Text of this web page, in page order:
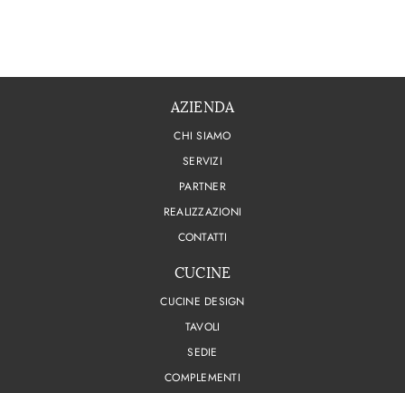
AZIENDA
CHI SIAMO
SERVIZI
PARTNER
REALIZZAZIONI
CONTATTI
CUCINE
CUCINE DESIGN
TAVOLI
SEDIE
COMPLEMENTI